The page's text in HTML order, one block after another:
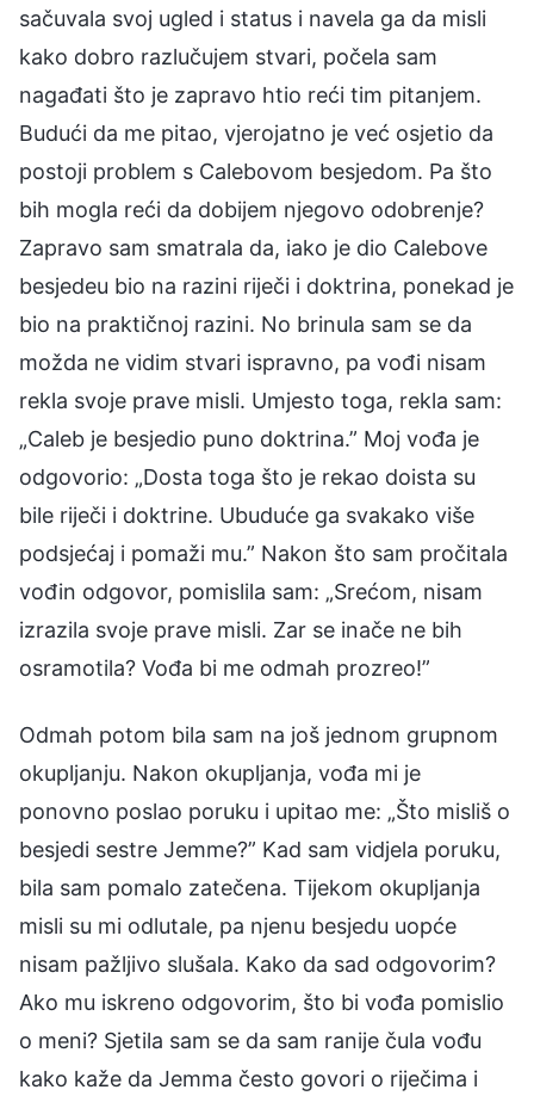
sačuvala svoj ugled i status i navela ga da misli
kako dobro razlučujem stvari, počela sam
nagađati što je zapravo htio reći tim pitanjem.
Budući da me pitao, vjerojatno je već osjetio da
postoji problem s Calebovom besjedom. Pa što
bih mogla reći da dobijem njegovo odobrenje?
Zapravo sam smatrala da, iako je dio Calebove
besjedeu bio na razini riječi i doktrina, ponekad je
bio na praktičnoj razini. No brinula sam se da
možda ne vidim stvari ispravno, pa vođi nisam
rekla svoje prave misli. Umjesto toga, rekla sam:
„Caleb je besjedio puno doktrina.” Moj vođa je
odgovorio: „Dosta toga što je rekao doista su
bile riječi i doktrine. Ubuduće ga svakako više
podsjećaj i pomaži mu.” Nakon što sam pročitala
vođin odgovor, pomislila sam: „Srećom, nisam
izrazila svoje prave misli. Zar se inače ne bih
osramotila? Vođa bi me odmah prozreo!”
Odmah potom bila sam na još jednom grupnom
okupljanju. Nakon okupljanja, vođa mi je
ponovno poslao poruku i upitao me: „Što misliš o
besjedi sestre Jemme?” Kad sam vidjela poruku,
bila sam pomalo zatečena. Tijekom okupljanja
misli su mi odlutale, pa njenu besjedu uopće
nisam pažljivo slušala. Kako da sad odgovorim?
Ako mu iskreno odgovorim, što bi vođa pomislio
o meni? Sjetila sam se da sam ranije čula vođu
kako kaže da Jemma često govori o riječima i